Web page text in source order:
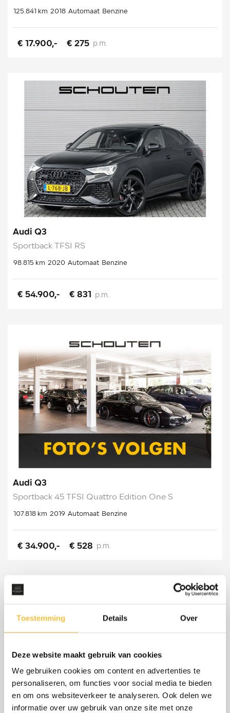
Toestemming Details Over
Deze website maakt gebruik van cookies
We gebruiken cookies om content en advertenties te
personaliseren, om functies voor social media te bieden
en om ons websiteverkeer te analyseren. Ook delen we
informatie over uw gebruik van onze site met onze
125.841 km 2018 Automaat Benzine
€ 17.900,- € 275 p.m.
Audi Q3
Sportback TFSI RS
98.815 km 2020 Automaat Benzine
€ 54.900,- € 831 p.m.
Audi Q3
Sportback 45 TFSI Quattro Edition One S
107.818 km 2019 Automaat Benzine
€ 34.900,- € 528 p.m.